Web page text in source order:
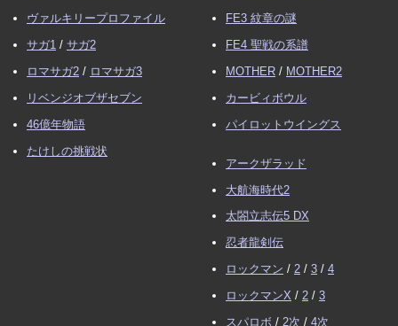
ヴァルキリープロファイル
サガ1 / サガ2
ロマサガ2 / ロマサガ3
リベンジオブザセブン
46億年物語
たけしの挑戦状
FE3 紋章の謎
FE4 聖戦の系譜
MOTHER / MOTHER2
カービィボウル
パイロットウイングス
アークザラッド
大航海時代2
太閤立志伝5 DX
忍者龍剣伝
ロックマン / 2 / 3 / 4
ロックマンX / 2 / 3
スパロボ / 2次 / 4次